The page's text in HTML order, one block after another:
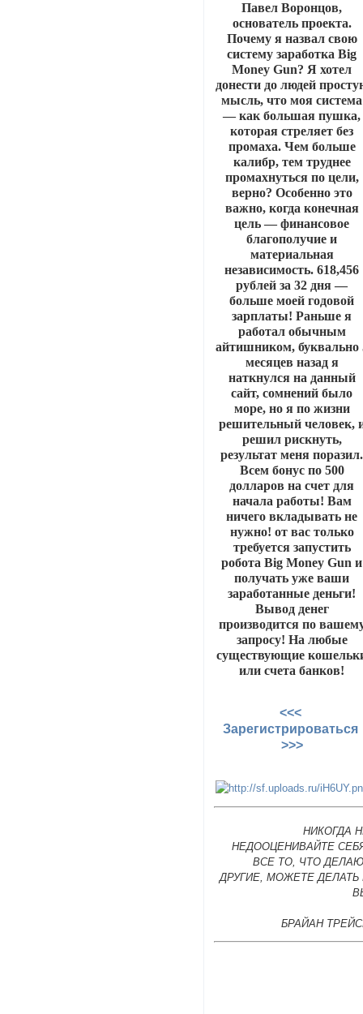
Павел Воронцов,
основатель проекта.
Почему я назвал свою
систему заработка Big
Money Gun? Я хотел
донести до людей
мысль, что моя система
— как большая пушка,
которая стреляет без
промаха. Чем больше
калибр, тем труднее
промахнуться по цели,
верно? Особенно это
важно, когда конечная
цель — финансовое
благополучие и
материальная
независимость. 618,456
рублей за 32 дня —
больше моей годовой
зарплаты! Раньше я
работал обычным
айтишником, буквально
месяцев назад я
наткнулся на данный
сайт, сомнений было
море, но я по жизни
решительный человек,
решил рискнуть,
результат меня поразил.
Всем бонус по 500
долларов на счет для
начала работы! Вам
ничего вкладывать не
нужно! от вас только
требуется запустить
робота Big Money Gun и
получать уже ваши
заработанные деньги!
Вывод денег
производится по
запросу! На любые
существующие
или счета банков!
<<<
Зарегистрироваться
>>>
НИКОГДА
НЕДООЦЕНИВАЙТЕ
ВСЕ ТО, ЧТО
ДРУГИЕ, МОЖЕТЕ ДЕЛАТЬ
БРАЙАН